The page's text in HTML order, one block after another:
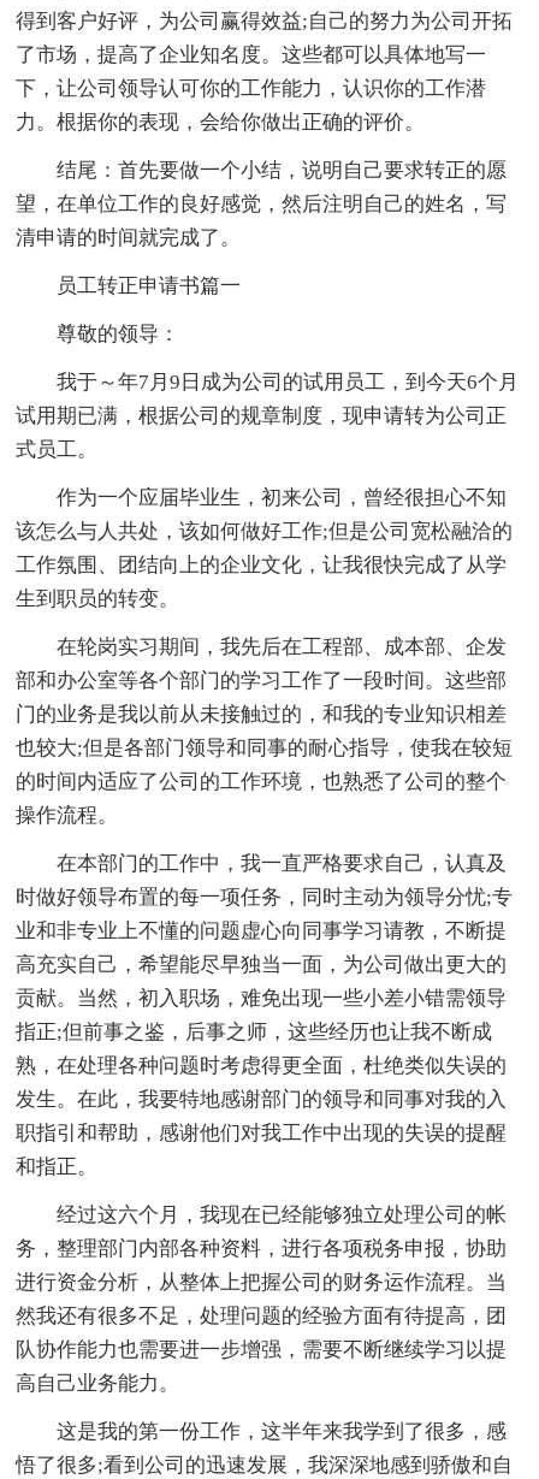
得到客户好评，为公司赢得效益;自己的努力为公司开拓
了市场，提高了企业知名度。这些都可以具体地写一
下，让公司领导认可你的工作能力，认识你的工作潜
力。根据你的表现，会给你做出正确的评价。
结尾：首先要做一个小结，说明自己要求转正的愿
望，在单位工作的良好感觉，然后注明自己的姓名，写
清申请的时间就完成了。
员工转正申请书篇一
尊敬的领导：
我于～年7月9日成为公司的试用员工，到今天6个月
试用期已满，根据公司的规章制度，现申请转为公司正
式员工。
作为一个应届毕业生，初来公司，曾经很担心不知
该怎么与人共处，该如何做好工作;但是公司宽松融洽的
工作氛围、团结向上的企业文化，让我很快完成了从学
生到职员的转变。
在轮岗实习期间，我先后在工程部、成本部、企发
部和办公室等各个部门的学习工作了一段时间。这些部
门的业务是我以前从未接触过的，和我的专业知识相差
也较大;但是各部门领导和同事的耐心指导，使我在较短
的时间内适应了公司的工作环境，也熟悉了公司的整个
操作流程。
在本部门的工作中，我一直严格要求自己，认真及
时做好领导布置的每一项任务，同时主动为领导分忧;专
业和非专业上不懂的问题虚心向同事学习请教，不断提
高充实自己，希望能尽早独当一面，为公司做出更大的
贡献。当然，初入职场，难免出现一些小差小错需领导
指正;但前事之鉴，后事之师，这些经历也让我不断成
熟，在处理各种问题时考虑得更全面，杜绝类似失误的
发生。在此，我要特地感谢部门的领导和同事对我的入
职指引和帮助，感谢他们对我工作中出现的失误的提醒
和指正。
经过这六个月，我现在已经能够独立处理公司的帐
务，整理部门内部各种资料，进行各项税务申报，协助
进行资金分析，从整体上把握公司的财务运作流程。当
然我还有很多不足，处理问题的经验方面有待提高，团
队协作能力也需要进一步增强，需要不断继续学习以提
高自己业务能力。
这是我的第一份工作，这半年来我学到了很多，感
悟了很多;看到公司的迅速发展，我深深地感到骄傲和自